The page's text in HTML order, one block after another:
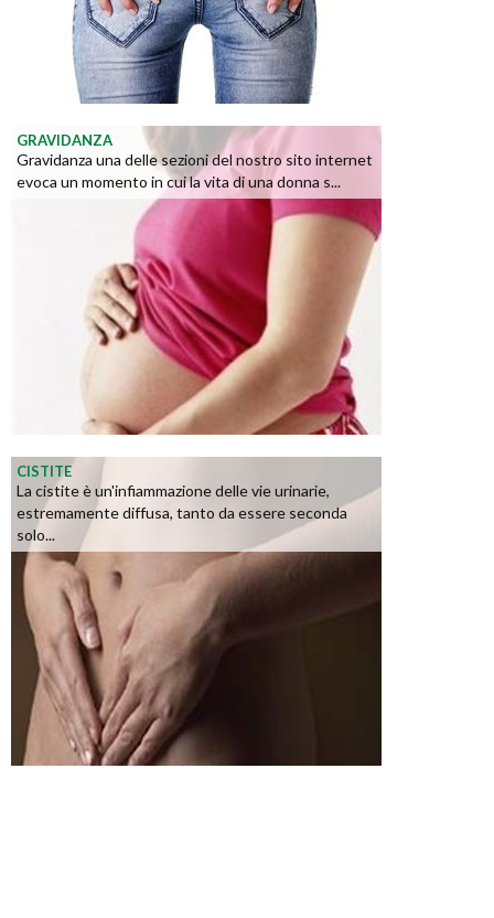
GRAVIDANZA
Gravidanza una delle sezioni del nostro sito internet
evoca un momento in cui la vita di una donna s...
CISTITE
La cistite è un'infiammazione delle vie urinarie,
estremamente diffusa, tanto da essere seconda
solo...